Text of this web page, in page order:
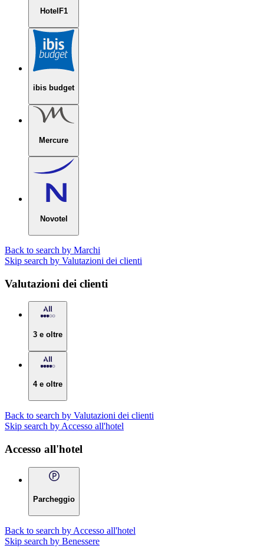
HotelF1
ibis budget
Mercure
Novotel
Back to search by Marchi
Skip search by Valutazioni dei clienti
Valutazioni dei clienti
3 e oltre
4 e oltre
Back to search by Valutazioni dei clienti
Skip search by Accesso all'hotel
Accesso all'hotel
Parcheggio
Back to search by Accesso all'hotel
Skip search by Benessere